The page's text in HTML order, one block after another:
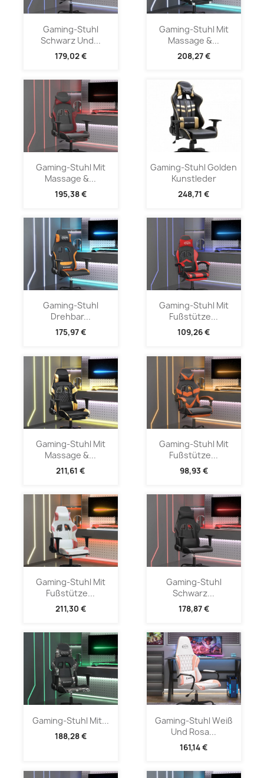
Gaming-Stuhl
Schwarz Und...
179,02 €
Gaming-Stuhl Mit
Massage &...
208,27 €
Gaming-Stuhl Mit
Massage &...
195,38 €
Gaming-Stuhl Golden
Kunstleder
248,71 €
Gaming-Stuhl
Drehbar...
175,97 €
Gaming-Stuhl Mit
Fußstütze...
109,26 €
Gaming-Stuhl Mit
Massage &...
211,61 €
Gaming-Stuhl Mit
Fußstütze...
98,93 €
Gaming-Stuhl Mit
Fußstütze...
211,30 €
Gaming-Stuhl
Schwarz...
178,87 €
Gaming-Stuhl Mit...
188,28 €
Gaming-Stuhl Weiß
Und Rosa...
161,14 €